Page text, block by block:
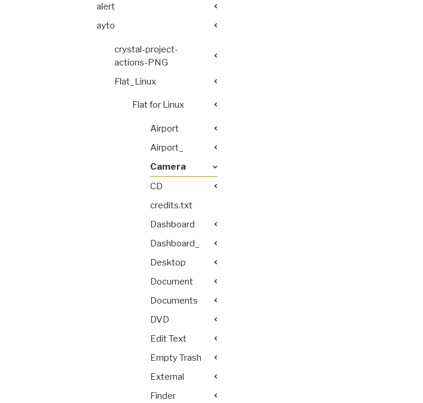
alert
ayto
crystal-project-
actions-PNG
Flat_Linux
Flat for Linux
Airport
Airport_
Camera
CD
credits.txt
Dashboard
Dashboard_
Desktop
Document
Documents
DVD
Edit Text
Empty Trash
External
Finder